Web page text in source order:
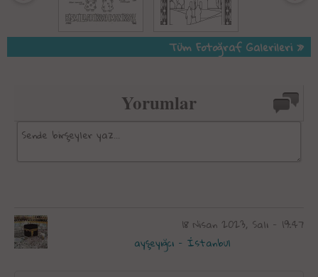
Tüm Fotoğraf Galerileri »
Yorumlar
18 Nisan 2023, Salı - 19:47
ayşeyığcı - İstanbul